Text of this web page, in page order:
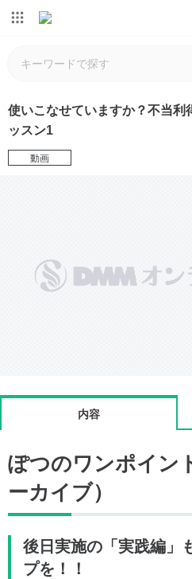
使いこなせていますか？不当利
ッスン1
動画
内容
ぽつのワンポイン
ーカイブ）
後日実施の「実践編」
プを！！